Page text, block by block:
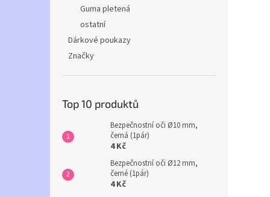
Guma pletená
ostatní
Dárkové poukazy
Značky
Top 10 produktů
Bezpečnostní oči Ø10 mm,
černá (1pár)
4 Kč
Bezpečnostní oči Ø12 mm,
černé (1pár)
4 Kč